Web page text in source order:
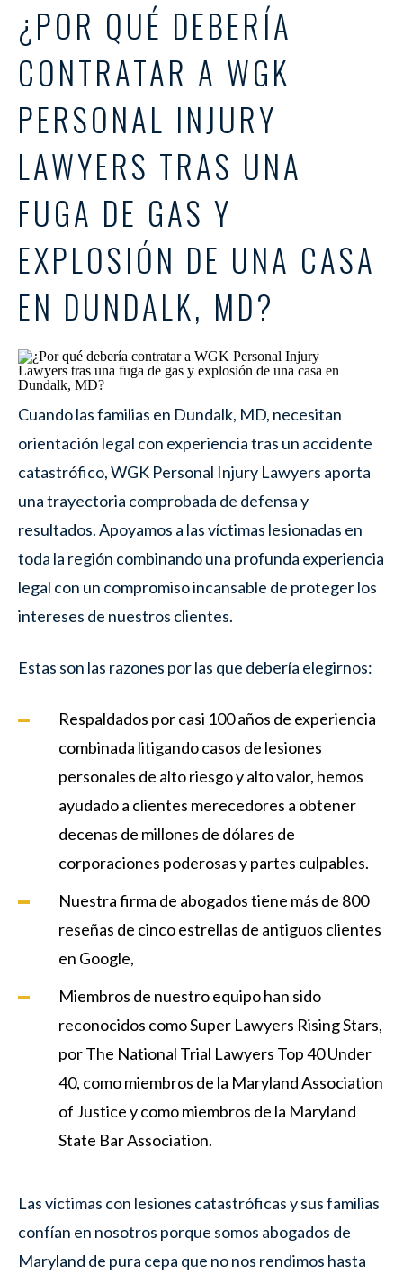
¿POR QUÉ DEBERÍA
CONTRATAR A WGK
PERSONAL INJURY
LAWYERS TRAS UNA
FUGA DE GAS Y
EXPLOSIÓN DE UNA CASA
EN DUNDALK, MD?
Cuando las familias en Dundalk, MD, necesitan
orientación legal con experiencia tras un accidente
catastrófico, WGK Personal Injury Lawyers aporta
una trayectoria comprobada de defensa y
resultados. Apoyamos a las víctimas lesionadas en
toda la región combinando una profunda experiencia
legal con un compromiso incansable de proteger los
intereses de nuestros clientes.
Estas son las razones por las que debería elegirnos:
Respaldados por casi 100 años de experiencia
combinada litigando casos de lesiones
personales de alto riesgo y alto valor, hemos
ayudado a clientes merecedores a obtener
decenas de millones de dólares de
corporaciones poderosas y partes culpables.
Nuestra firma de abogados tiene más de 800
reseñas de cinco estrellas de antiguos clientes
en Google,
Miembros de nuestro equipo han sido
reconocidos como Super Lawyers Rising Stars,
por The National Trial Lawyers Top 40 Under
40, como miembros de la Maryland Association
of Justice y como miembros de la Maryland
State Bar Association.
Las víctimas con lesiones catastróficas y sus familias
confían en nosotros porque somos abogados de
Maryland de pura cepa que no nos rendimos hasta